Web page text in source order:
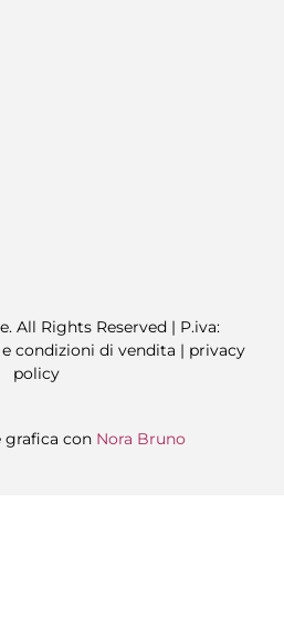
All Rights Reserved | P.iva:
condizioni di vendita | privacy
policy
grafica con Nora Bruno